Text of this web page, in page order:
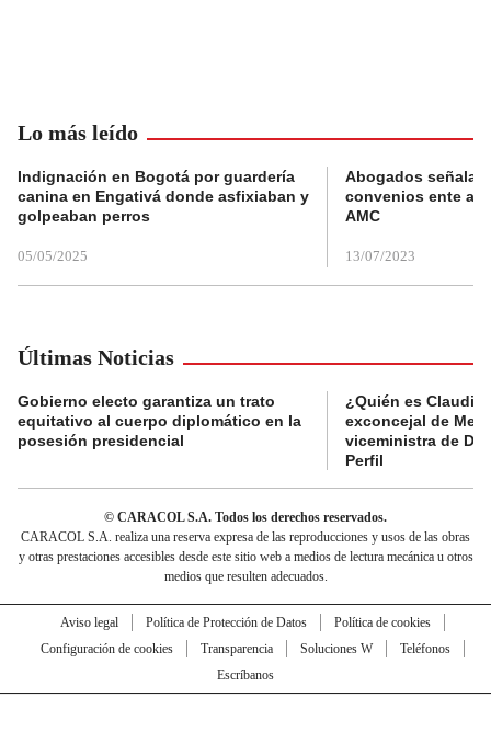
Lo más leído
Indignación en Bogotá por guardería
canina en Engativá donde asfixiaban y
golpeaban perros
05/05/2025
Abogados
convenios ente
AMC
13/07/2023
Últimas Noticias
Gobierno electo garantiza un trato
equitativo al cuerpo diplomático en la
posesión presidencial
¿Quién es Claudia
exconcejal de
viceministra de
Perfil
© CARACOL S.A. Todos los derechos reservados.
CARACOL S.A. realiza una reserva expresa de las reproducciones y usos de las obras
y otras prestaciones accesibles desde este sitio web a medios de lectura mecánica u otros
medios que resulten adecuados.
Aviso legal Política de Protección de Datos
Política de cookies
Configuración de cookies
Transparencia Soluciones W
Teléfonos
Escríbanos